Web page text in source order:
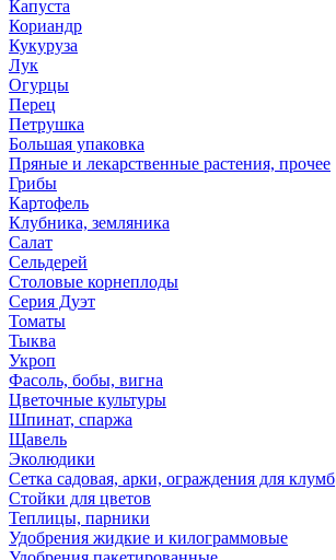
Капуста
Кориандр
Кукуруза
Лук
Огурцы
Перец
Петрушка
Большая упаковка
Пряные и лекарственные растения, прочее
Грибы
Картофель
Клубника, земляника
Салат
Сельдерей
Столовые корнеплоды
Серия Дуэт
Томаты
Тыква
Укроп
Фасоль, бобы, вигна
Цветочные культуры
Шпинат, спаржа
Щавель
Эколюдики
Сетка садовая, арки, ограждения для клумб
Стойки для цветов
Теплицы, парники
Удобрения жидкие и килограммовые